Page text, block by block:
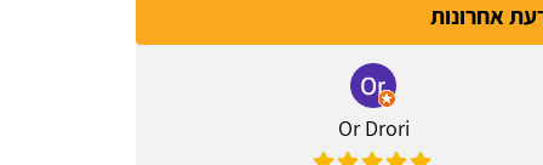
אחרונות
Or Drori